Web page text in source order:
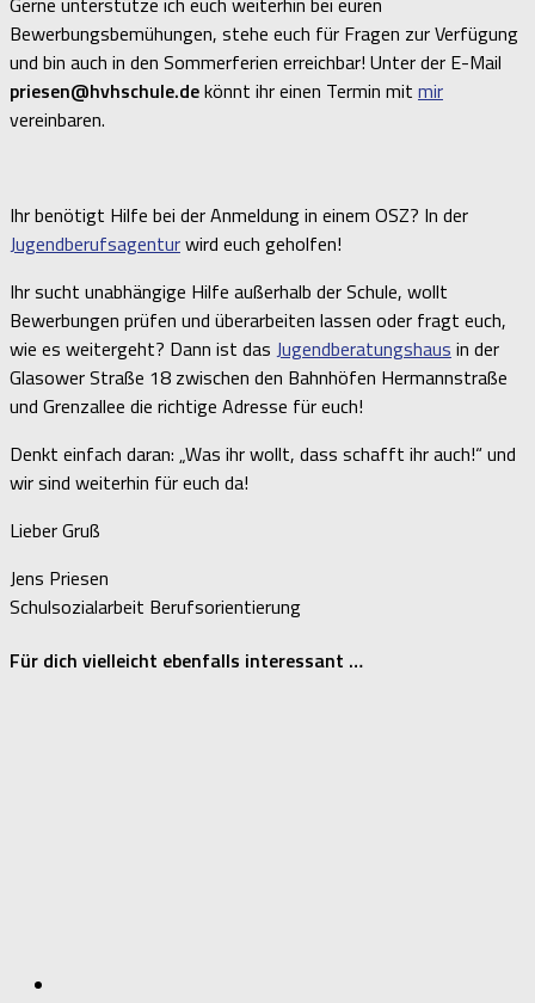
Bewerbungsbemühungen, stehe euch für Fragen zur Verfügung
und bin auch in den Sommerferien erreichbar! Unter der E-Mail
priesen@hvhschule.dekönnt ihr einen Termin mit mir
vereinbaren.
Ihr benötigt Hilfe bei der Anmeldung in einem OSZ? In der
Jugendberufsagenturwird euch geholfen!
Ihr sucht unabhängige Hilfe außerhalb der Schule, wollt
Bewerbungen prüfen und überarbeiten lassen oder fragt euch,
wie es weitergeht? Dann ist das Jugendberatungshaus in der
Glasower Straße 18 zwischen den Bahnhöfen Hermannstraße
und Grenzallee die richtige Adresse für euch!
Denkt einfach daran: „Was ihr wollt, dass schafft ihr auch!“ und
wir sind weiterhin für euch da!
Lieber Gruß
Jens Priesen
Schulsozialarbeit Berufsorientierung
Für dich vielleicht ebenfalls interessant …